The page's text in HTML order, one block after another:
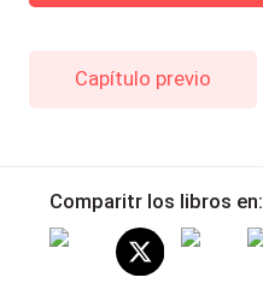
Capítulo previo
Comparitr los libros en: